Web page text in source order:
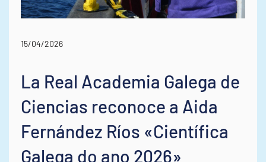
15/04/2026
La Real Academia Galega de
Ciencias reconoce a Aida
Fernández Ríos «Científica
Galega do ano 2026»